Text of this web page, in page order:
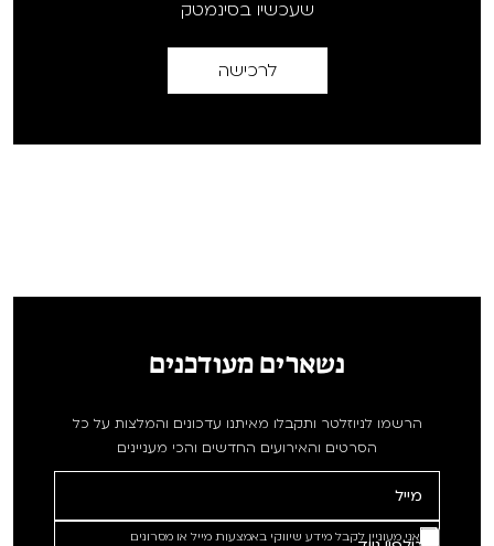
שעכשיו בסינמטק
לרכישה
נשארים מעודכנים
הרשמו לניוזלטר ותקבלו מאיתנו עדכונים והמלצות על כל
הסרטים והאירועים החדשים והכי מעניינים
אני מעוניין לקבל מידע שיווקי באמצעות מייל או מסרונים